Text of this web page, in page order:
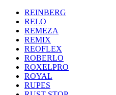
REINBERG
RELO
REMEZA
REMIX
REOFLEX
ROBERLO
ROXELPRO
ROYAL
RUPES